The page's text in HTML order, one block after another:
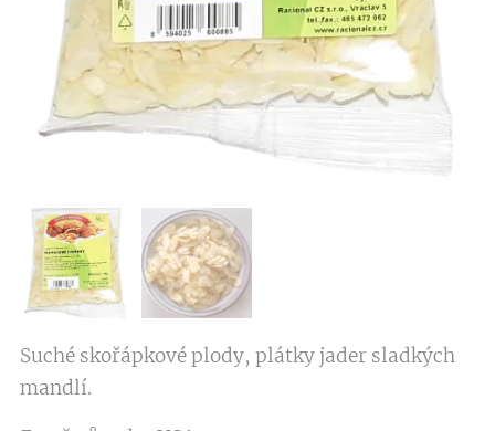
Suché skořápkové plody, plátky jader sladkých
mandlí.